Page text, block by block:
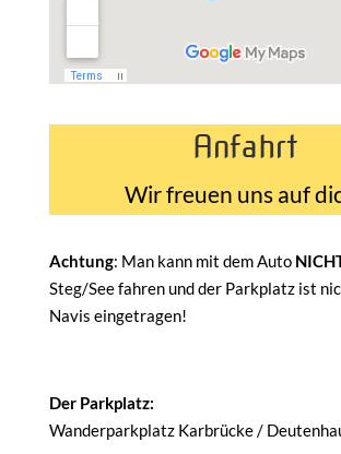
Anfahrt
Wir freuen uns auf
Achtung: Man kann mit dem Auto
Steg/See fahren und der Parkplatz ist
Navis eingetragen!
Der Parkplatz:
Wanderparkplatz Karbrücke /